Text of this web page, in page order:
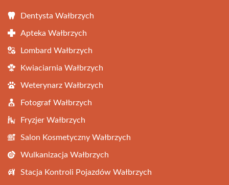
Dentysta Wałbrzych
Apteka Wałbrzych
Lombard Wałbrzych
Kwiaciarnia Wałbrzych
Weterynarz Wałbrzych
Fotograf Wałbrzych
Fryzjer Wałbrzych
Salon Kosmetyczny Wałbrzych
Wulkanizacja Wałbrzych
Stacja Kontroli Pojazdów Wałbrzych